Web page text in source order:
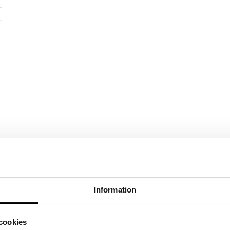
Information